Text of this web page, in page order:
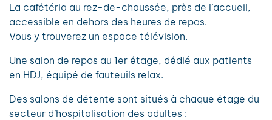
La cafétéria au rez-de-chaussée, près de l’accueil,
accessible en dehors des heures de repas.
Vous y trouverez un espace télévision.
Une salon de repos au 1er étage, dédié aux patients
en HDJ, équipé de fauteuils relax.
Des salons de détente sont situés à chaque étage du
secteur d’hospitalisation des adultes :